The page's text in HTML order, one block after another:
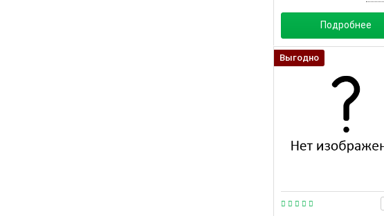
Подробнее
Выгодно